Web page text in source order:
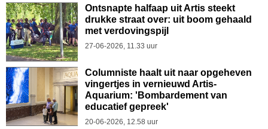
Ontsnapte halfaap uit Artis steekt
drukke straat over: uit boom gehaald
met verdovingspijl
27-06-2026, 11.33 uur
Columniste haalt uit naar opgeheven
vingertjes in vernieuwd Artis-
Aquarium: 'Bombardement van
educatief gepreek'
20-06-2026, 12.58 uur